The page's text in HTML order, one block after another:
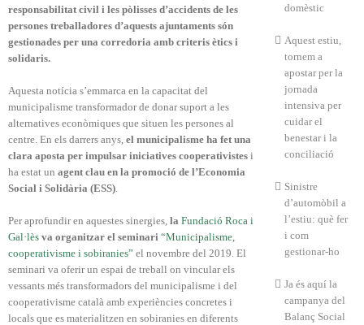
responsabilitat civil i les pòlisses d’accidents de les
persones treballadores d’aquests ajuntaments són
gestionades per una corredoria amb criteris ètics i
solidaris.
Aquesta notícia s’emmarca en la capacitat del
municipalisme transformador de donar suport a les
alternatives econòmiques que situen les persones al
centre. En els darrers anys, el municipalisme ha fet una
clara aposta per impulsar iniciatives cooperativistes i
ha estat un agent clau en la promoció de l’Economia
Social i Solidària (ESS).
Per aprofundir en aquestes sinergies, la Fundació Roca i
Gal·lès va organitzar el seminari “Municipalisme,
cooperativisme i sobiranies” el novembre del 2019. El
seminari va oferir un espai de treball on vincular els
vessants més transformadors del municipalisme i del
cooperativisme català amb experiències concretes i
locals que es materialitzen en sobiranies en diferents
domèstic
Aquest estiu,
tornem a
apostar per la
jornada
intensiva per
cuidar el
benestar i la
conciliació
Sinistre
d’automòbil a
l’estiu: què fer
i com
gestionar-ho
Ja és aquí la
campanya del
Balanç Social